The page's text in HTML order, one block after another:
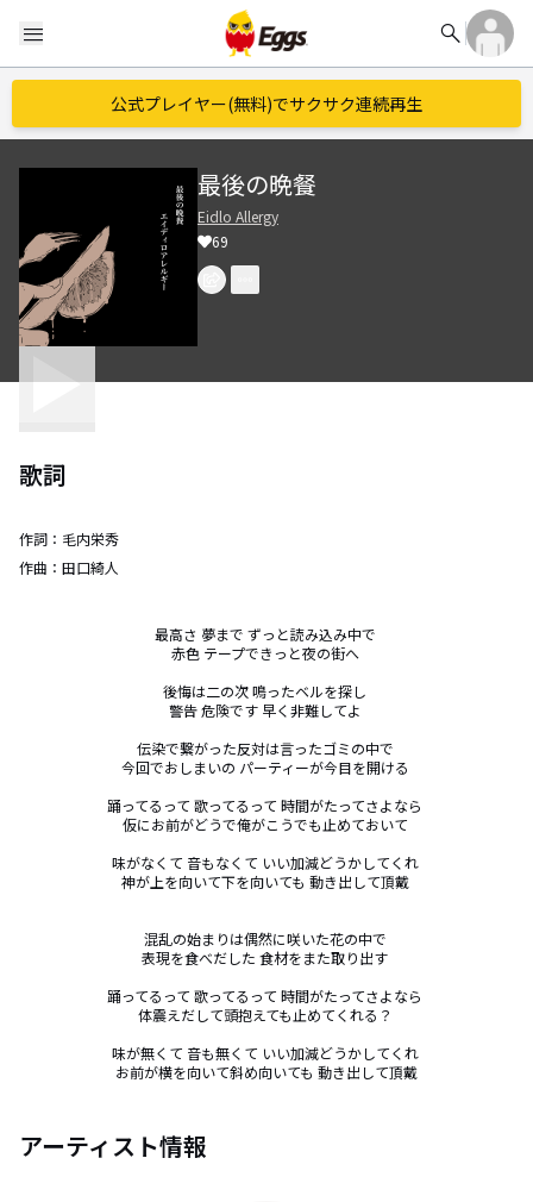
menu search
公式プレイヤー(無料)でサクサク連続再生
最後の晩餐
Eidlo Allergy
69
歌詞
作詞： 毛内栄秀
作曲： 田口綺人
最高さ 夢まで ずっと読み込み中で
赤色 テープできっと夜の街へ
後悔は二の次 鳴ったベルを探し
警告 危険です 早く非難してよ
伝染で繋がった反対は言ったゴミの中で
今回でおしまいの パーティーが今目を開ける
踊ってるって 歌ってるって 時間がたってさよなら
仮にお前がどうで俺がこうでも止めておいて
味がなくて 音もなくて いい加減どうかしてくれ
神が上を向いて下を向いても 動き出して頂戴
混乱の始まりは偶然に咲いた花の中で
表現を食べだした 食材をまた取り出す
踊ってるって 歌ってるって 時間がたってさよなら
体震えだして頭抱えても止めてくれる？
味が無くて 音も無くて いい加減どうかしてくれ
お前が横を向いて斜め向いても 動き出して頂戴
アーティスト情報